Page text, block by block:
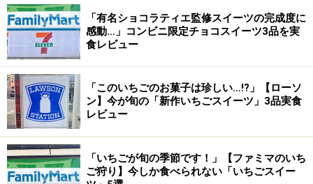
す。
ピーチとライチ、ベリーの組み合わせが華
やか！
ミルクと合わせることで、まろやかな味わいに
さらに、時折感じるライチゼリーのつるんとした食感
「有名ショコラティエ監修スイーツの完成度に
感動…」コンビニ限定チョコスイーツ3品を実
食レビュー
「このいちごのお菓子は珍しい…!?」【ローソ
ン】今が旬の「新作いちごスイーツ」3品実食
レビュー
「いちごが旬の季節です！」【ファミマのいち
ご狩り】今しか食べられない「いちごスイー